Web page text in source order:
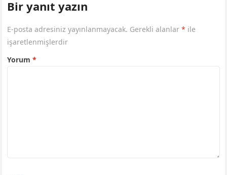
Bir yanıt yazın
E-posta adresiniz yayınlanmayacak. Gerekli alanlar* ile
işaretlenmişlerdir
Yorum*